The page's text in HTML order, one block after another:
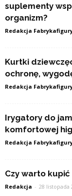
suplementy
organizm?
Redakcja
Kurtki
ochronę,
Redakcja
Irygatory do
komfortowej
Redakcja
Czy warto kupić
Redakcja - 28 listopada